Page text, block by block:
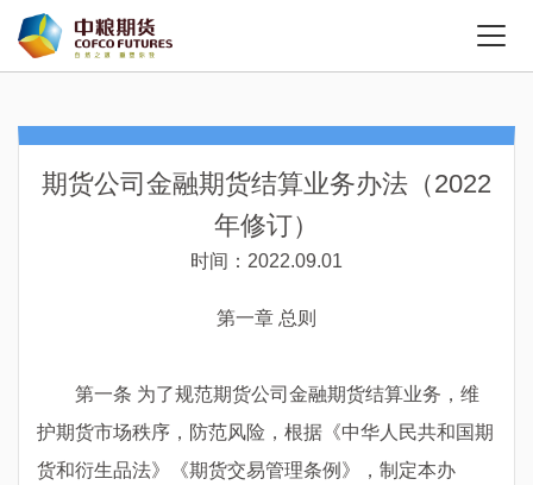
期货公司金融期货结算业务办法（2022
年修订）
时间：2022.09.01
第一章 总则
第一条 为了规范期货公司金融期货结算业务，维
护期货市场秩序，防范风险，根据《中华人民共和国期
货和衍生品法》《期货交易管理条例》，制定本办